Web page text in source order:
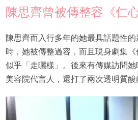
陳思齊曾被傳整容《仁
陳思齊而入行多年的她最具話題性
時，她被傳整過容，而且現身劇集
似乎「走曬樣」。後來有傳媒訪問
美容院代言人，還打了兩次透明質酸